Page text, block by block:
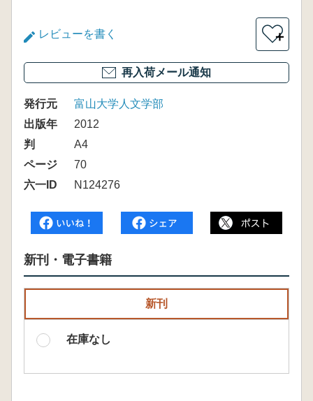
レビューを書く ＋
再入荷メール通知
発行元
富山大学人文学部
出版年
2012
判
A4
ページ
70
六一ID
N124276
新刊・電子書籍
新刊
在庫なし